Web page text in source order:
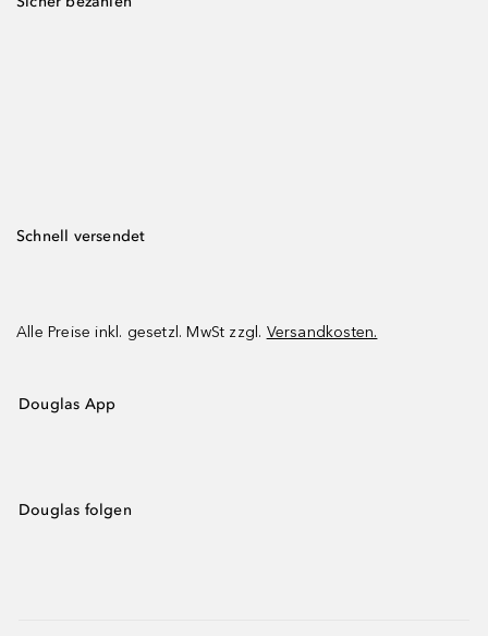
Schnell versendet
Alle Preise inkl. gesetzl. MwSt zzgl. Versandkosten.
Douglas App
Douglas folgen